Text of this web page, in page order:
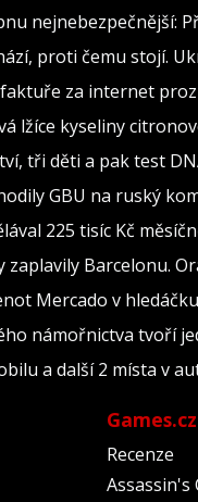
nejnebezpečnější:
proti čemu stojí.
za internet
lžíce kyseliny
tři děti a pak test
GBU na ruský
225 tisíc Kč
zaplavily Barcelonu.
Mercado v
námořnictva tvoří
a další 2 místa v
Games.cz
Recenze
Assassin's